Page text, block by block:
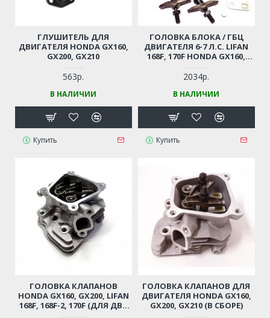
ГЛУШИТЕЛЬ ДЛЯ
ДВИГАТЕЛЯ HONDA GX160,
GX200, GX210
563р.
В НАЛИЧИИ
Купить
ГОЛОВКА БЛОКА / ГБЦ
ДВИГАТЕЛЯ 6-7 Л.С. LIFAN
168F, 170F HONDA GX160,
ГЕНЕРАТОРА / МОТОБЛОКА,
ВИБРОПЛИТЫ,
СНЕГОУБОРЩИКА
2034р.
В НАЛИЧИИ
Купить
ГОЛОВКА КЛАПАНОВ
HONDA GX160, GX200, LIFAN
168F, 168F-2, 170F (ДЛЯ ДВС
ГОЛОВКА КЛАПАНОВ ДЛЯ
ДВИГАТЕЛЯ HONDA GX160,
GX200, GX210 (В СБОРЕ)